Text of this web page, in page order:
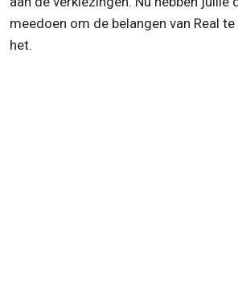
meedoen om de belangen van Real te
het.